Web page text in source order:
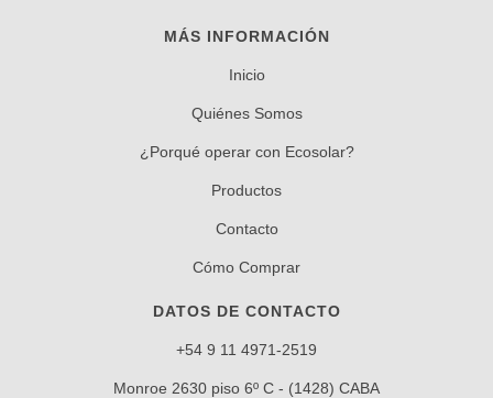
MÁS INFORMACIÓN
Inicio
Quiénes Somos
¿Porqué operar con Ecosolar?
Productos
Contacto
Cómo Comprar
DATOS DE CONTACTO
+54 9 11 4971-2519
Monroe 2630 piso 6º C - (1428) CABA